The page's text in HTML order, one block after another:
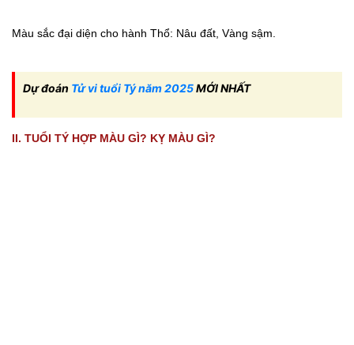
Màu sắc đại diện cho hành Thổ: Nâu đất, Vàng sậm.
Dự đoán Tử vi tuổi Tý năm 2025MỚI NHẤT
II. TUỔI TÝ HỢP MÀU GÌ? KỴ MÀU GÌ?